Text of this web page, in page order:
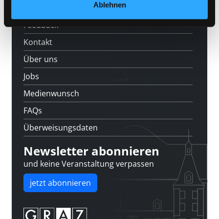
Ablehnen
Feedback
Kontakt
Über uns
Jobs
Medienwunsch
FAQs
Überweisungsdaten
Newsletter abonnieren
und keine Veranstaltung verpassen
jetzt abonnieren